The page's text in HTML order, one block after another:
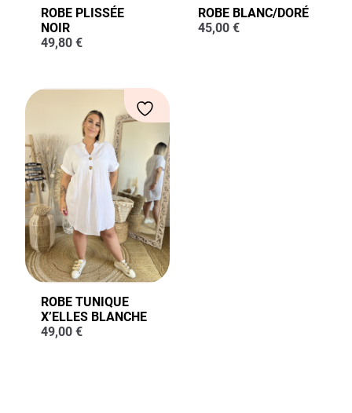
ROBE PLISSÉE
NOIR
49,80 €
ROBE BLANC/DORÉ
45,00 €
ROBE TUNIQUE
X’ELLES BLANCHE
49,00 €